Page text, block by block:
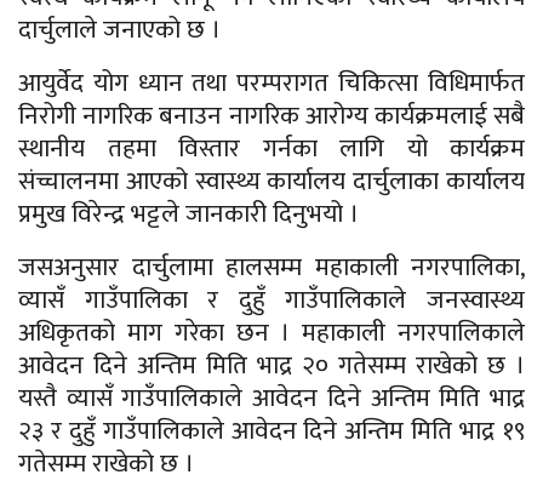
दार्चुलाले जनाएको छ ।
आयुर्वेद योग ध्यान तथा परम्परागत चिकित्सा विधिमार्फत
निरोगी नागरिक बनाउन नागरिक आरोग्य कार्यक्रमलाई सबै
स्थानीय तहमा विस्तार गर्नका लागि यो कार्यक्रम
संच्चालनमा आएको स्वास्थ्य कार्यालय दार्चुलाका कार्यालय
प्रमुख विरेन्द्र भट्टले जानकारी दिनुभयो ।
जसअनुसार दार्चुलामा हालसम्म महाकाली नगरपालिका,
व्यासँ गाउँपालिका र दुहुँ गाउँपालिकाले जनस्वास्थ्य
अधिकृतको माग गरेका छन । महाकाली नगरपालिकाले
आवेदन दिने अन्तिम मिति भाद्र २० गतेसम्म राखेको छ ।
यस्तै व्यासँ गाउँपालिकाले आवेदन दिने अन्तिम मिति भाद्र
२३ र दुहुँ गाउँपालिकाले आवेदन दिने अन्तिम मिति भाद्र १९
गतेसम्म राखेको छ ।